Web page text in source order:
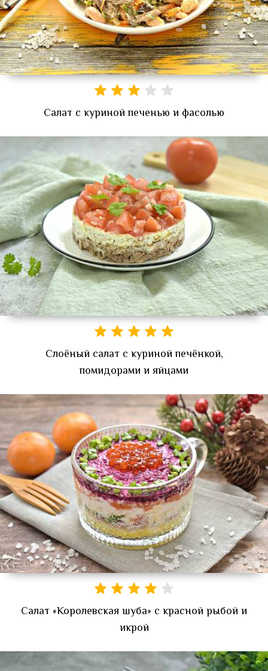
Салат с куриной печенью и фасолью
Слоёный салат с куриной печёнкой,
помидорами и яйцами
Салат «Королевская шуба» с красной рыбой и
икрой